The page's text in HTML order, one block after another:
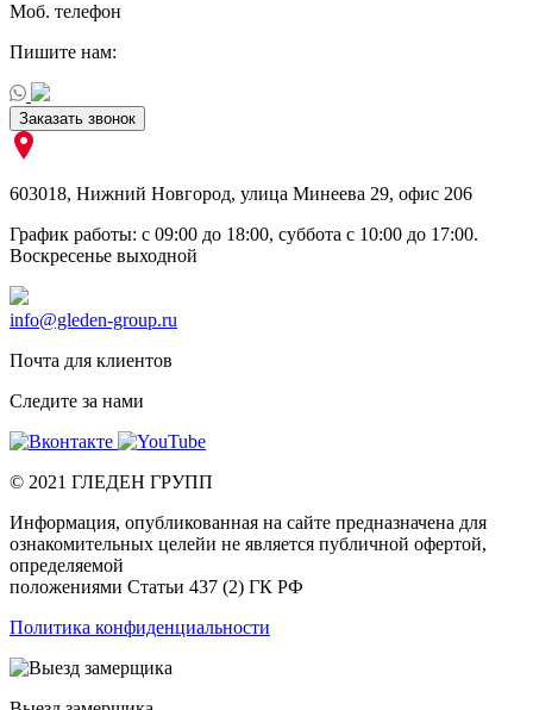
Моб. телефон
Пишите нам:
Заказать звонок
603018, Нижний Новгород, улица Минеева 29, офис 206
График работы: c 09:00 до 18:00, суббота c 10:00 до 17:00.
Воскресенье выходной
info@gleden-group.ru
Почта для клиентов
Следите за нами
© 2021 ГЛЕДЕН ГРУПП
Информация, опубликованная на сайте предназначена для
ознакомительных целейи не является публичной офертой,
определяемой
положениями Статьи 437 (2) ГК РФ
Политика конфиденциальности